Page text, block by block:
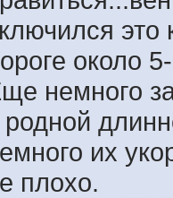
это
около
немного
родной
их
плохо.